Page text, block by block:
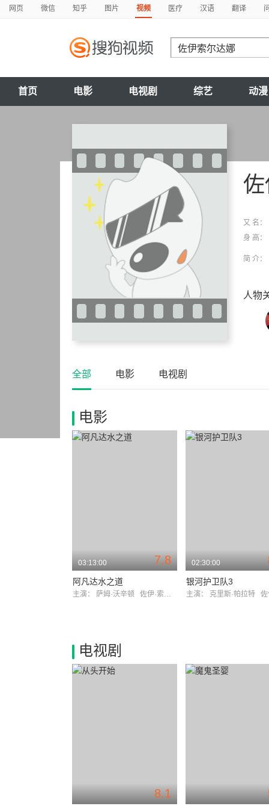
网页 微信 知乎 图片 视频 医疗 汉语 翻译
首页 电影 电视剧 综艺 动漫
又 名：
身 高：
简 介：
人物
全部 电影 电视剧
电影
7.8
03:13:00
阿凡达水之道
主演： 萨姆·沃辛顿 佐伊·索尔达娜
02:30:00
银河护卫队3
主演： 克里斯·帕拉特 佐伊·
电视剧
8.1